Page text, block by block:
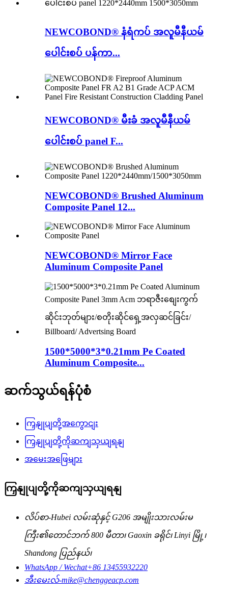
NEWCOBOND® နံရံကပ် အလူမီနီယမ်
ပေါင်းစပ် ပန်ကာ...
NEWCOBOND® မီးခံ အလူမီနီယမ်
ပေါင်းစပ် panel F...
NEWCOBOND® Brushed Aluminum
Composite Panel 12...
NEWCOBOND® Mirror Face
Aluminum Composite Panel
1500*5000*3*0.21mm Pe Coated
Aluminum Composite...
ဆက်သွယ်ရန်ပုံစံ
ကြှနျုပျတို့အကွောငျး
ကြှနျုပျတို့ကိုဆကျသှယျရနျ
အမေးအဖြေများ
ကြှနျုပျတို့ကိုဆကျသှယျရနျ
လိပ်စာ-Hubei လမ်းဆုံနှင့် G206 အမျိုးသားလမ်းမ
ကြီး၏တောင်ဘက် 800 မီတာ၊ Gaoxin ခရိုင်၊ Linyi မြို့၊
Shandong ပြည်နယ်၊
WhatsApp / Wechat+86 13455932220
အီးမေးလ်-mike@chenggeacp.com